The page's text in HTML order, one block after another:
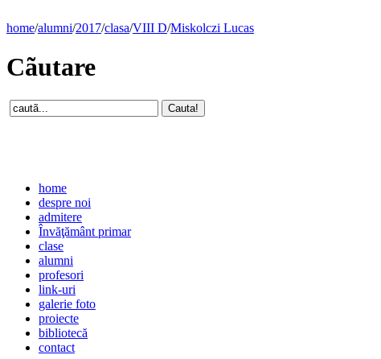
home/alumni/2017/clasa/VIII D/Miskolczi Lucas
Cãutare
home
despre noi
admitere
Învăţământ primar
clase
alumni
profesori
link-uri
galerie foto
proiecte
bibliotecă
contact